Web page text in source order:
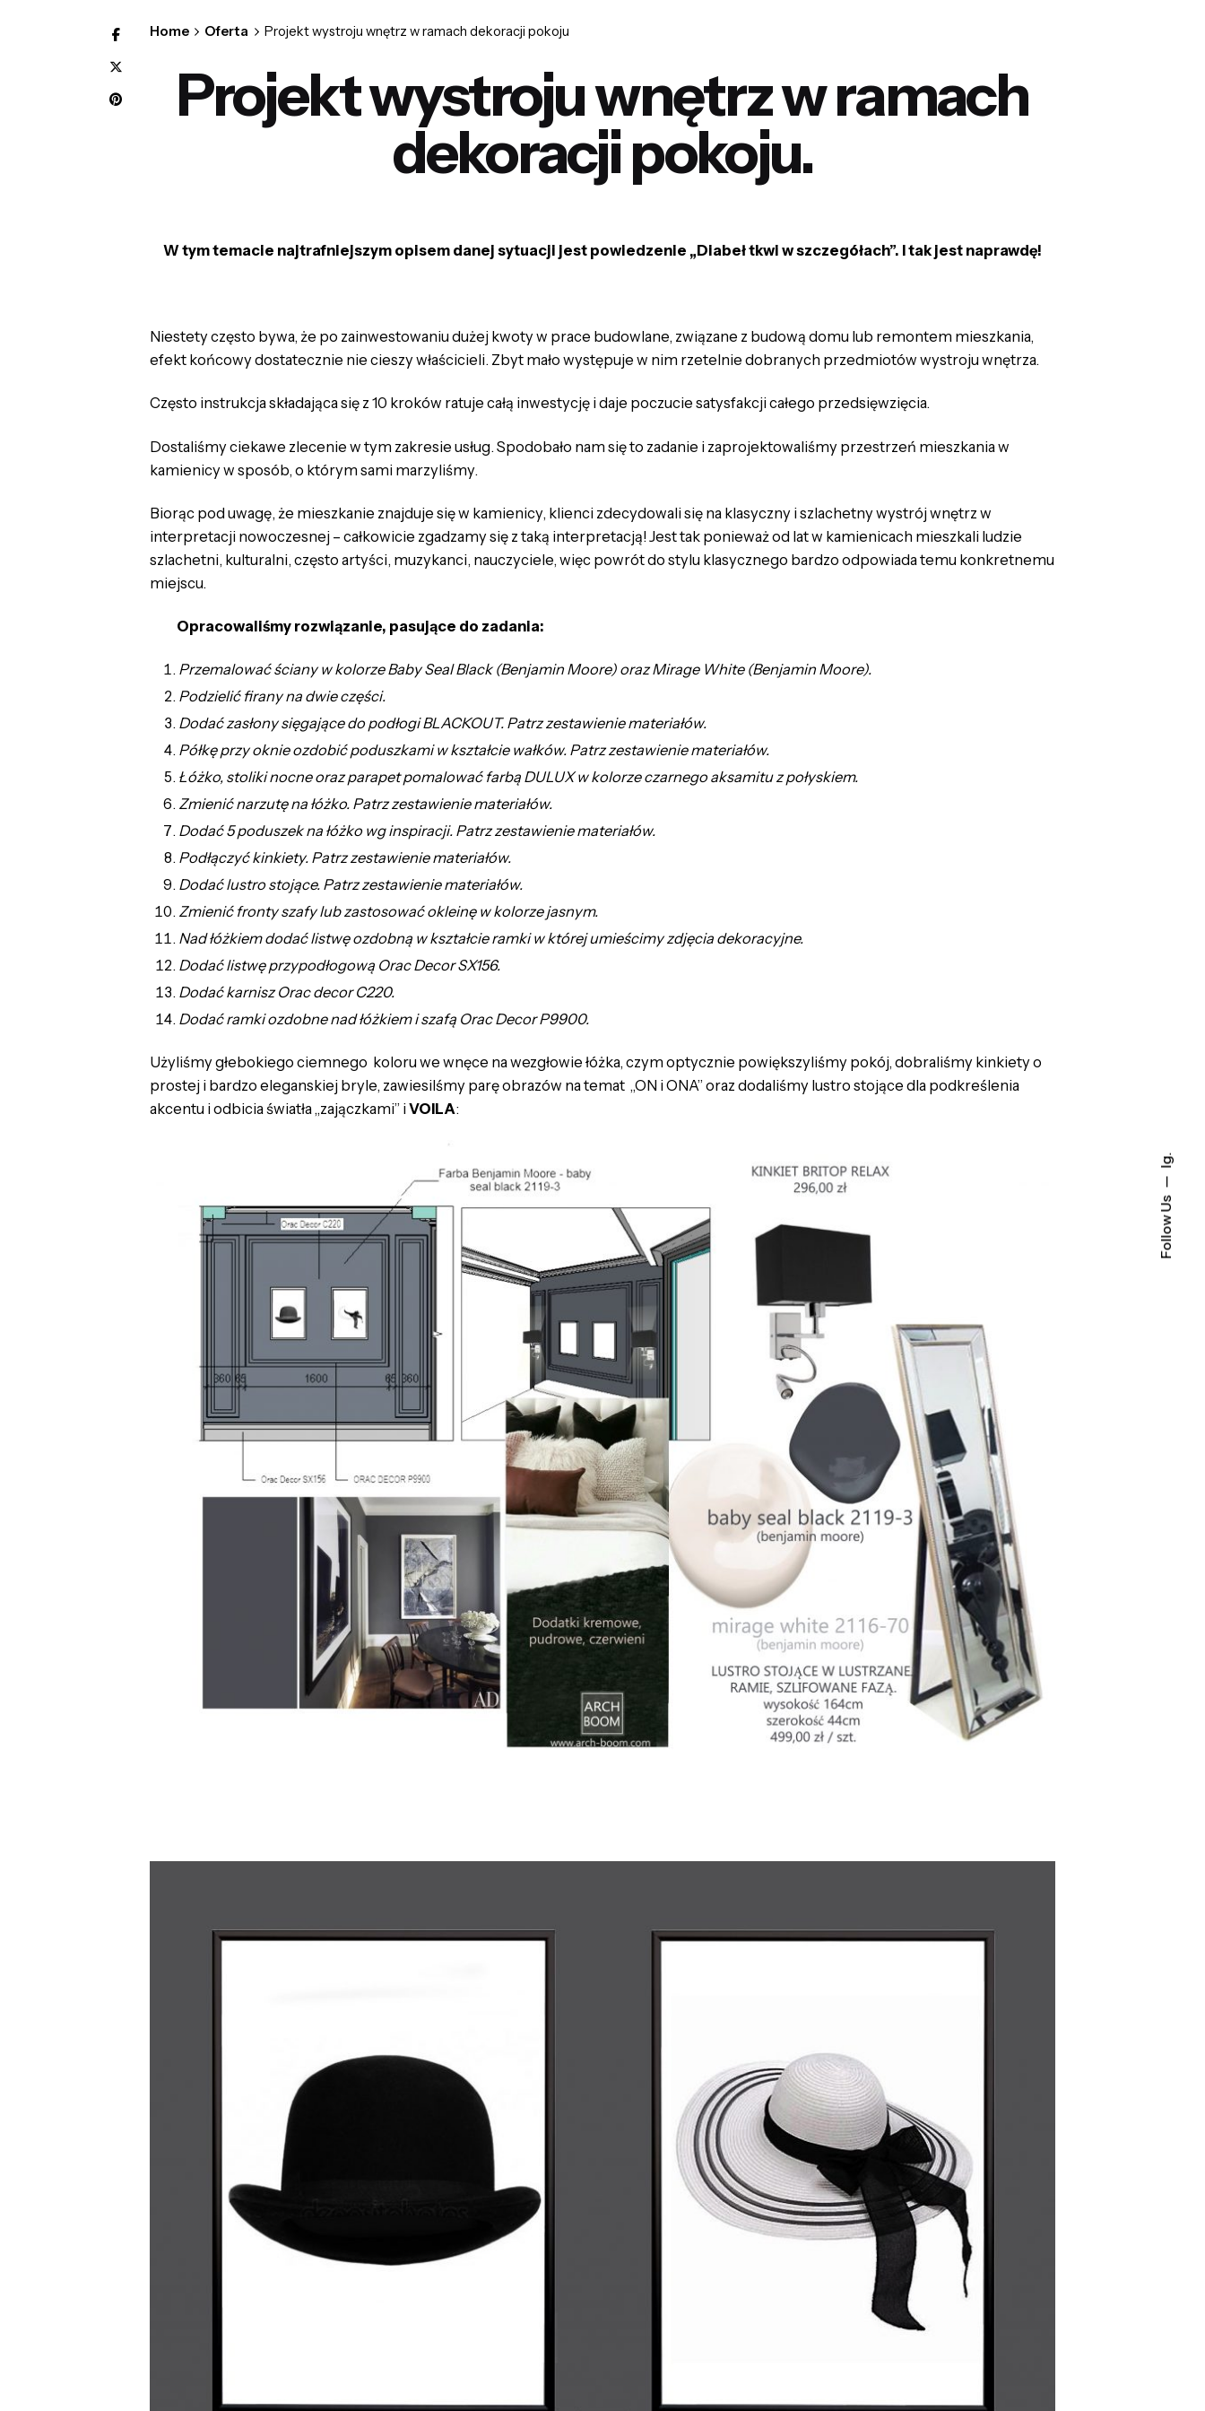
Follow Us
Ig.
Home Oferta Projekt wystroju wnętrz w ramach dekoracji pokoju
Projekt wystroju wnętrz w ramach
dekoracji pokoju.
W tym temacie najtrafniejszym opisem danej sytuacji jest powiedzenie „Diabeł tkwi w szczegółach”. I tak jest naprawdę!
Niestety często bywa, że po zainwestowaniu dużej kwoty w prace budowlane, związane z budową domu lub remontem mieszkania,
efekt końcowy dostatecznie nie cieszy właścicieli. Zbyt mało występuje w nim rzetelnie dobranych przedmiotów wystroju wnętrza.
Często instrukcja składająca się z 10 kroków ratuje całą inwestycję i daje poczucie satysfakcji całego przedsięwzięcia.
Dostaliśmy ciekawe zlecenie w tym zakresie usług. Spodobało nam się to zadanie i zaprojektowaliśmy przestrzeń mieszkania w
kamienicy w sposób, o którym sami marzyliśmy.
Biorąc pod uwagę, że mieszkanie znajduje się w kamienicy, klienci zdecydowali się na klasyczny i szlachetny wystrój wnętrz w
interpretacji nowoczesnej – całkowicie zgadzamy się z taką interpretacją! Jest tak ponieważ od lat w kamienicach mieszkali ludzie
szlachetni, kulturalni, często artyści, muzykanci, nauczyciele, więc powrót do stylu klasycznego bardzo odpowiada temu konkretnemu
miejscu.
Opracowaliśmy rozwiązanie, pasujące do zadania:
Przemalować ściany w kolorze Baby Seal Black (Benjamin Moore) oraz Mirage White (Benjamin Moore).
Podzielić firany na dwie części.
Dodać zasłony sięgające do podłogi BLACKOUT. Patrz zestawienie materiałów.
Półkę przy oknie ozdobić poduszkami w kształcie wałków. Patrz zestawienie materiałów.
Łóżko, stoliki nocne oraz parapet pomalować farbą DULUX w kolorze czarnego aksamitu z połyskiem.
Zmienić narzutę na łóżko. Patrz zestawienie materiałów.
Dodać 5 poduszek na łóżko wg inspiracji. Patrz zestawienie materiałów.
Podłączyć kinkiety. Patrz zestawienie materiałów.
Dodać lustro stojące. Patrz zestawienie materiałów.
Zmienić fronty szafy lub zastosować okleinę w kolorze jasnym.
Nad łóżkiem dodać listwę ozdobną w kształcie ramki w której umieścimy zdjęcia dekoracyjne.
Dodać listwę przypodłogową Orac Decor SX156.
Dodać karnisz Orac decor C220.
Dodać ramki ozdobne nad łóżkiem i szafą Orac Decor P9900.
Użyliśmy głebokiego ciemnego koloru we wnęce na wezgłowie łóżka, czym optycznie powiększyliśmy pokój, dobraliśmy kinkiety o
prostej i bardzo eleganskiej bryle, zawiesilśmy parę obrazów na temat „ON i ONA” oraz dodaliśmy lustro stojące dla podkreślenia
akcentu i odbicia światła „zajączkami” i VOILA: